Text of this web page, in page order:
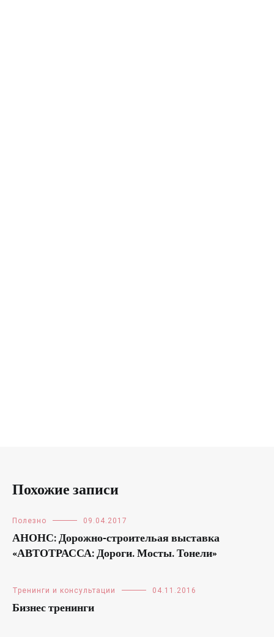
Похожие записи
Полезно 09.04.2017
АНОНС: Дорожно-строительая выставка
«АВТОТРАССА: Дороги. Мосты. Тонели»
Тренинги и консультации 04.11.2016
Бизнес тренинги